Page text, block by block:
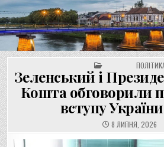
Перейти
до
вмісту
UNGVAR.UZ.UA
POSTED IN
Зеленський і
Кошта обговорили
вступу
8 ЛИПНЯ, 2026